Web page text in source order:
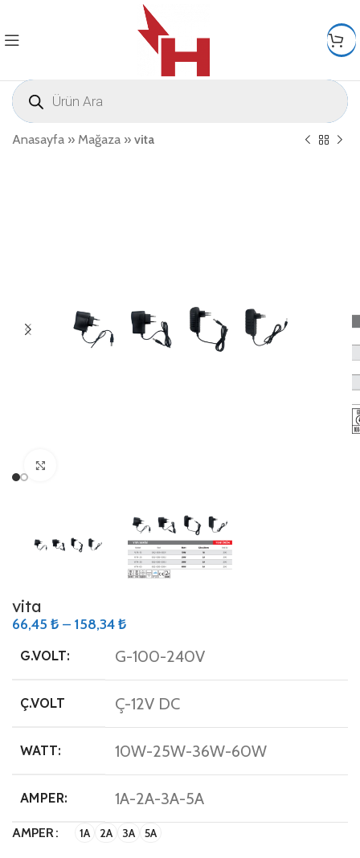
Anasayfa » Mağaza » vita
vita
66,45 ₺ – 158,34₺
G.VOLT: G-100-240V
Ç.VOLT Ç-12V DC
WATT: 10W-25W-36W-60W
AMPER: 1A-2A-3A-5A
AMPER 1A 2A 3A 5A